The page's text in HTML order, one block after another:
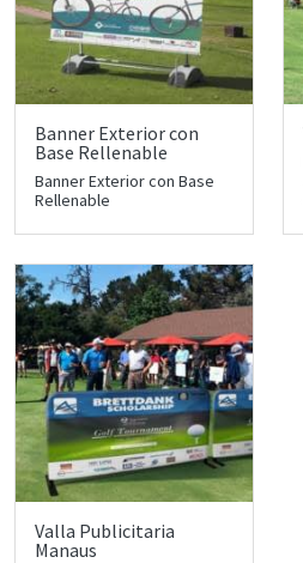
Banner Exterior con
Base Rellenable
Banner Exterior con Base
Rellenable
Valla Publicitaria
Manaus